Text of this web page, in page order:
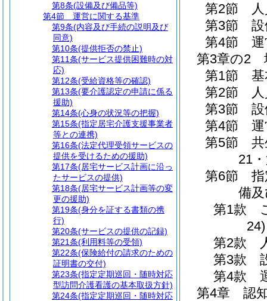
第2節
第3節
第4節
第3章の2
第1節
第2節
第3節
第4節
第5節
21
第6節
備
第1款
24)
第2款
第3款
第4款
第4章
認
第8条(設備及び備品等)
第4節
運営に関する基準
第9条(内容及び手続の説明及び
同意)
第10条(提供拒否の禁止)
第11条(サービス提供困難時の対
応)
第12条(受給資格等の確認)
第13条(要介護認定の申請に係る
援助)
第14条(心身の状況等の把握)
第15条(指定居宅介護支援事業者
等との連携)
第16条(法定代理受領サービスの
提供を受けるための援助)
第17条(居宅サービス計画に沿っ
たサービスの提供)
第18条(居宅サービス計画等の変
更の援助)
第19条(身分を証する書類の携
行)
第20条(サービスの提供の記録)
第21条(利用料等の受領)
第22条(保険給付の請求のための
証明書の交付)
第23条(指定定期巡回・随時対応
型訪問介護看護の基本取扱方針)
第24条(指定定期巡回・随時対応